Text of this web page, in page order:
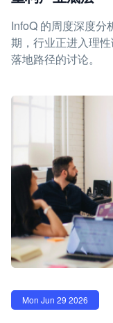
InfoQ 的周度深度分
期，行业正进入理
落地路径的讨论。
Mon Jun 29 2026